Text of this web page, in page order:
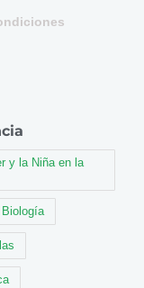
y la Niña en la
Biología